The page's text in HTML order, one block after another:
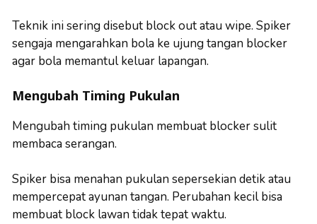
Teknik ini sering disebut block out atau wipe. Spiker
sengaja mengarahkan bola ke ujung tangan blocker
agar bola memantul keluar lapangan.
Mengubah Timing Pukulan
Mengubah timing pukulan membuat blocker sulit
membaca serangan.
Spiker bisa menahan pukulan sepersekian detik atau
mempercepat ayunan tangan. Perubahan kecil bisa
membuat block lawan tidak tepat waktu.